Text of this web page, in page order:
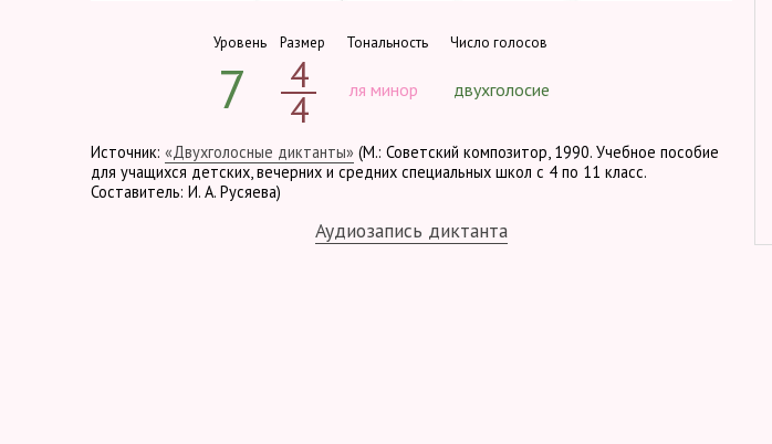
Уровень
7
Размер
4
4
Тональность
ля минор
Число голосов
двухголосие
Источник: «Двухголосные диктанты» (М.: Советский композитор, 1990. Учебное пособие
для учащихся детских, вечерних и средних специальных школ с 4 по 11 класс.
Составитель: И. А. Русяева)
Аудиозапись диктанта